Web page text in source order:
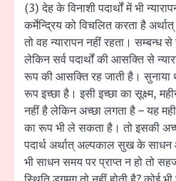
(3) देह के विनाशी पदार्थों में भी
कर्मेन्द्रिय को विचलित करता है
तो वह न्यारापन नहीं रहता। सम्बन्ध
लेकिन सर्व पदार्थों की आसक्ति से
रूप की आसक्ति रह जाती है। सुनाया
रूप इच्छा है। इसी इच्छा का सूक्ष्म,
नहीं है लेकिन अच्छा लगता है – यह
का रूप भी ले सकता है। तो इसकी
पदार्थ अर्थात् अल्पकाल सुख के साधन
भी साधन समय पर प्राप्त न हो तो